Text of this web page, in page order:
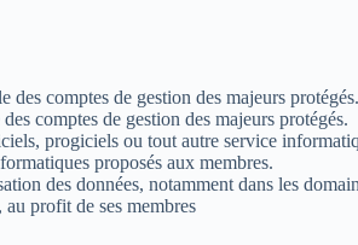
comptes de gestion des majeurs protégés.
comptes de gestion des majeurs protégés.
progiciels ou tout autre service
proposés aux membres.
des données, notamment dans les
profit de ses membres